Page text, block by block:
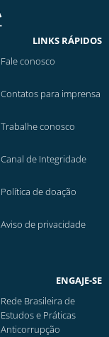
LINKS RÁPIDOS
Fale conosco
Contatos para imprensa
Trabalhe conosco
Canal de Integridade
Política de doação
Aviso de privacidade
ENGAJE-SE
Rede Brasileira de
Estudos e Práticas
Anticorrupção